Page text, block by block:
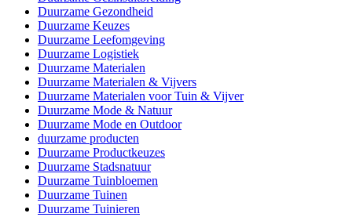
Duurzame Gezondheid
Duurzame Keuzes
Duurzame Leefomgeving
Duurzame Logistiek
Duurzame Materialen
Duurzame Materialen & Vijvers
Duurzame Materialen voor Tuin & Vijver
Duurzame Mode & Natuur
Duurzame Mode en Outdoor
duurzame producten
Duurzame Productkeuzes
Duurzame Stadsnatuur
Duurzame Tuinbloemen
Duurzame Tuinen
Duurzame Tuinieren